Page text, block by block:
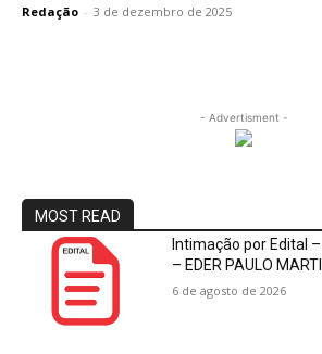
Redação - 3 de dezembro de 2025
- Advertisment -
MOST READ
Intimação por Edital
– EDER PAULO
6 de agosto de 2026